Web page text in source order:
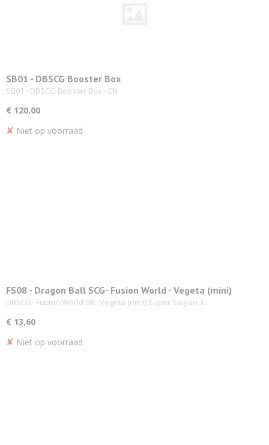
SB01 - DBSCG Booster Box
SB01 - DBSCG Booster Box - EN
€ 120,00
✘ Niet op voorraad
FS08 - Dragon Ball SCG- Fusion World - Vegeta (mini)
Super Saiyan 3
DBSCG- Fusion World 08 - Vegeta (mini) Super Saiyan 3…
€ 13,60
✘ Niet op voorraad